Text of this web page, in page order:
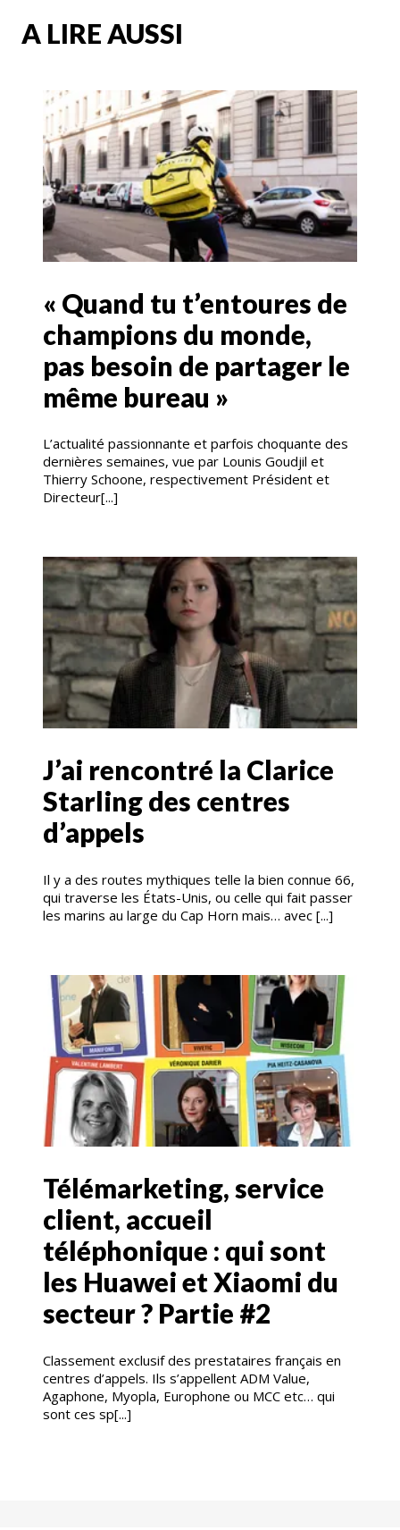
A LIRE AUSSI
« Quand tu t’entoures de
champions du monde,
pas besoin de partager le
même bureau »
L’actualité passionnante et parfois choquante des
dernières semaines, vue par Lounis Goudjil et
Thierry Schoone, respectivement Président et
Directeur[...]
J’ai rencontré la Clarice
Starling des centres
d’appels
Il y a des routes mythiques telle la bien connue 66,
qui traverse les États-Unis, ou celle qui fait passer
les marins au large du Cap Horn mais… avec [...]
Télémarketing, service
client, accueil
téléphonique : qui sont
les Huawei et Xiaomi du
secteur ? Partie #2
Classement exclusif des prestataires français en
centres d’appels. Ils s’appellent ADM Value,
Agaphone, Myopla, Europhone ou MCC etc… qui
sont ces sp[...]